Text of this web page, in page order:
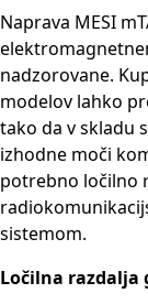
Naprava MESI
nadzorovane.
modelov lahko
tako da v skladu
izhodne moči
potrebno ločilno
sistemom.
Ločilna razdalja